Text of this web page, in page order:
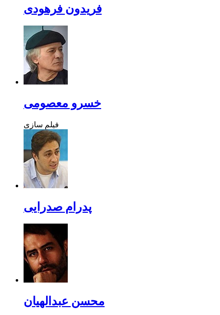
فریدون فرهودی
خسرو معصومی
فیلم سازی
پدرام صدرایی
محسن عبدالهیان